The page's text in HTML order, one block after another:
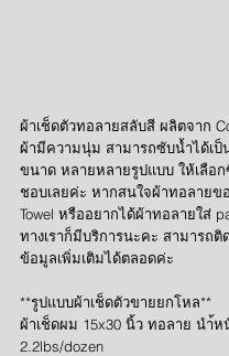
ผ้าเช็ดตัวทอลายสลับสี ผลิตจาก
ผ้ามีความนุ่ม สามารถซับน้ำได้เป็
ขนาด หลายหลายรูปแบบ ให้เลือ
ชอบเลยค่ะ หากสนใจผ้าทอลายข
Towel หรืออยากได้ผ้าทอลายใส่
ทางเราก็มีบริการนะคะ สามารถ
ข้อมูลเพิ่มเติมได้ตลอดค่ะ
**รูปแบบผ้าเช็ดตัวขายยกโหล**
ผ้าเช็ดผม 15x30 นิ้ว ทอลาย นำ้ห
2.2lbs/dozen